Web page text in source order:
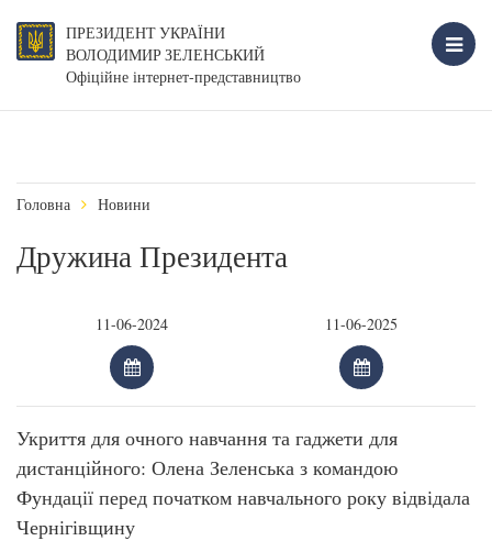
ПРЕЗИДЕНТ УКРАЇНИ
ВОЛОДИМИР ЗЕЛЕНСЬКИЙ
Офіційне інтернет-представництво
Головна Новини
Дружина Президента
Укриття для очного навчання та гаджети для
дистанційного: Олена Зеленська з командою
Фундації перед початком навчального року відвідала
Чернігівщину